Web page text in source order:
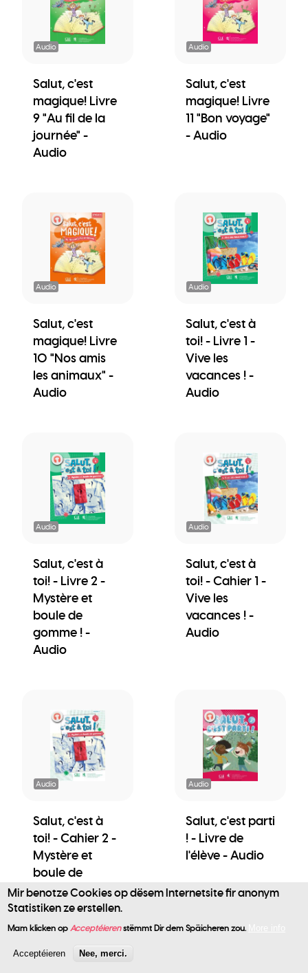
User
account
Audio
Salut, c'est
magique! Livre
9 "Au fil de la
journée" -
Audio
Audio
Salut, c'est
magique! Livre
11 "Bon voyage"
- Audio
Audio
Salut, c'est
magique! Livre
10 "Nos amis
les animaux" -
Audio
Audio
Salut, c'est à
toi! - Livre 1 -
Vive les
vacances ! -
Audio
Audio
Salut, c'est à
toi! - Livre 2 -
Mystère et
boule de
gomme ! -
Audio
Audio
Salut, c'est à
toi! - Cahier 1 -
Vive les
vacances ! -
Audio
Audio
Salut, c'est à
toi! - Cahier 2 -
Mystère et
boule de
gomme ! -
Audio
Audio
Salut, c'est parti
! - Livre de
l'élève - Audio
Mir benotze Cookies op dësem Internetsite fir anonym
Statistiken ze erstellen.
Mam klicken op Acceptéierenstëmmt Dir dem Späicheren zou.
Acceptéieren Nee, merci.